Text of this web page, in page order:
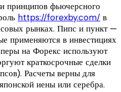
принципов фьючерсного
https://forexby.com/ в
рынках. Пипс и пункт —
применяются в инвестициях
на Форекс используют
краткосрочные сделки
Расчеты верны для
иены или серебра.